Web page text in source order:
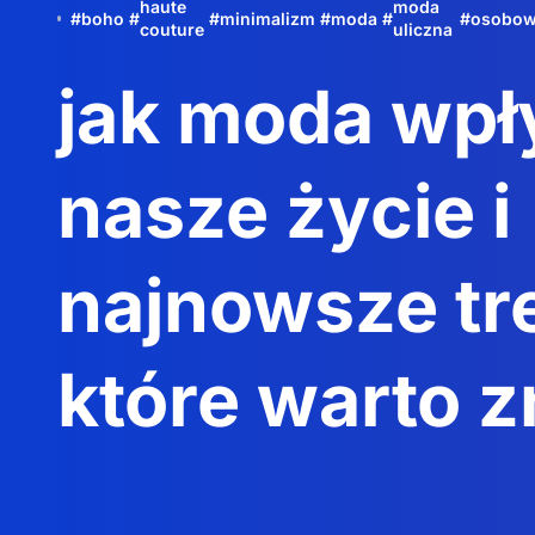
#boho #
haute
couture
#minimalizm #moda #
moda
uliczna
#
jak moda
nasze życie i
najnowsze
które warto